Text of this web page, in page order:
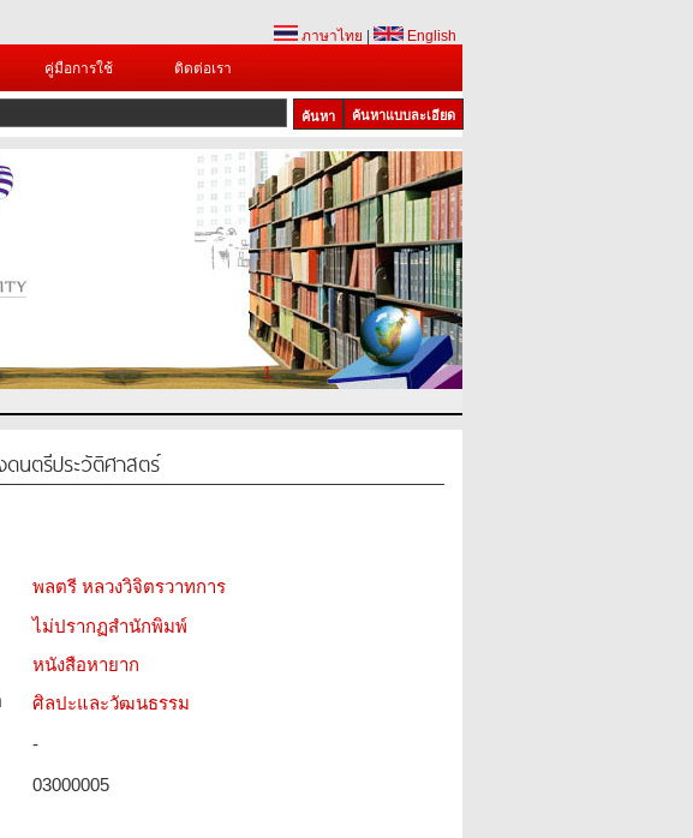
ภาษาไทย
English
คู่มือการใช้ ติดต่อเรา
ค้นหาแบบละเอียด
1
นตรีประวัติศาสตร์
พลตรี หลวงวิจิตรวาทการ
ไม่ปรากฏสำนักพิมพ์
หนังสือหายาก
ศิลปะและวัฒนธรรม
-
03000005